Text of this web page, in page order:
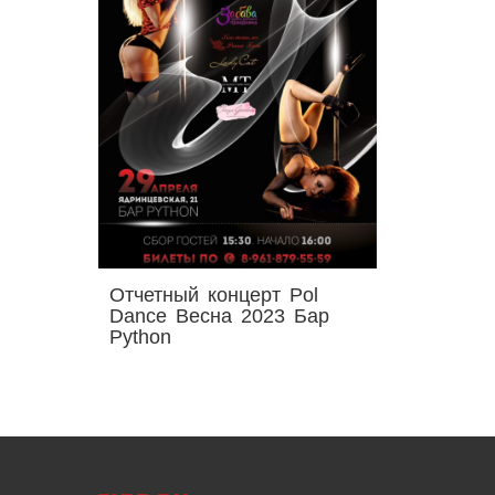
Отчетный концерт Pol
Dance Весна 2023 Бар
Python